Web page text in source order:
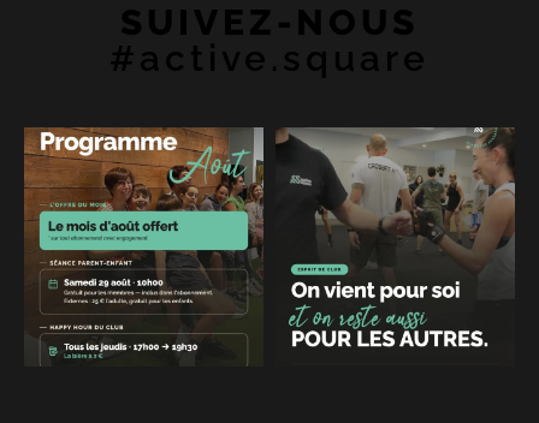
SUIVEZ-NOUS
#active.square